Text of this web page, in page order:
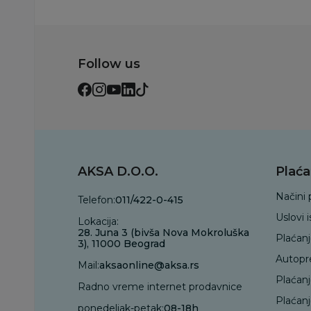
Follow us
AKSA D.O.O.
Telefon:011/422-0-415
Lokacija:
28. Juna 3 (bivša Nova Mokroluška
3), 11000 Beograd
Mail:aksaonline@aksa.rs
Radno vreme internet prodavnice
ponedeljak-petak:08-18h
Načini
Uslovi